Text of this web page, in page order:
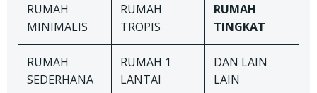
RUMAH
MINIMALIS
RUMAH
TROPIS
RUMAH
TINGKAT
RUMAH
SEDERHANA
RUMAH 1
LANTAI
DAN LAIN
LAIN